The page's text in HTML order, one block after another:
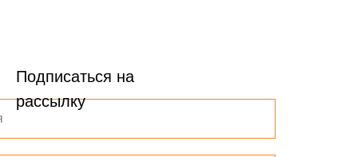
Подписаться на
рассылку